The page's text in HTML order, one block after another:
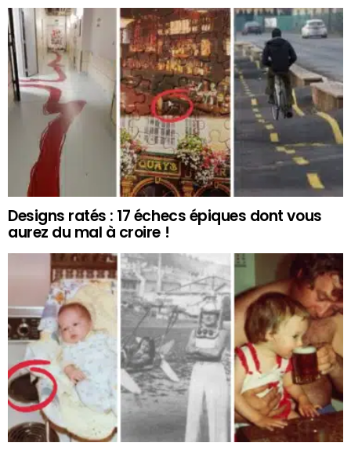
Designs ratés : 17 échecs épiques dont vous
aurez du mal à croire !